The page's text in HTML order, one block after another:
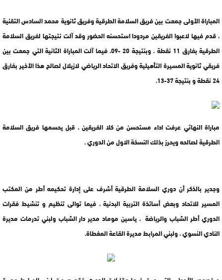
المباراة الأولى جمعت بين فريق السلامة الطرقية وفريق ثانوية محمد السادس التقنية
، قدم فيها لاعبوا الفريقين مردودا استحسنه الحضور وقد آلت نتيجتها لفريق السلامة
الطرقية بفارق 11 نقطة ، وبنتيجة 20 -09، فيما آلت المباراة الثانية التي جمعت بين
فريقي ثانوية المسيرة التأهيلية وفريق الاتحاد الرياضي لازيلال لصالح هذا الأخير بفارق
24 نقطة و بنتيجة 37-13.
مباراة النهائي عرفت اداء مستحسن من كلا الفريقين ، قبل يحسمها فريق السلامة
الطرقية لصالحه ويحرز بذلك النسخة الاول من الدوري .
وجدير بالذكر أن دوري السلامة الطرقية أشرف على إدارة تحكيمه أطر من المكتب
المسير للاتحاد وبعض أساتذة التربية البدنية ، فيما توالى تنظيم و تنشيط فقرات
الدوري أطر الشباب والرياضة ، ياسين موماد مدير دار الشباب ولبني تدرمات مديرة
النادي النسوي ، ولبني المرابط مديرة القاعة المغطاة.